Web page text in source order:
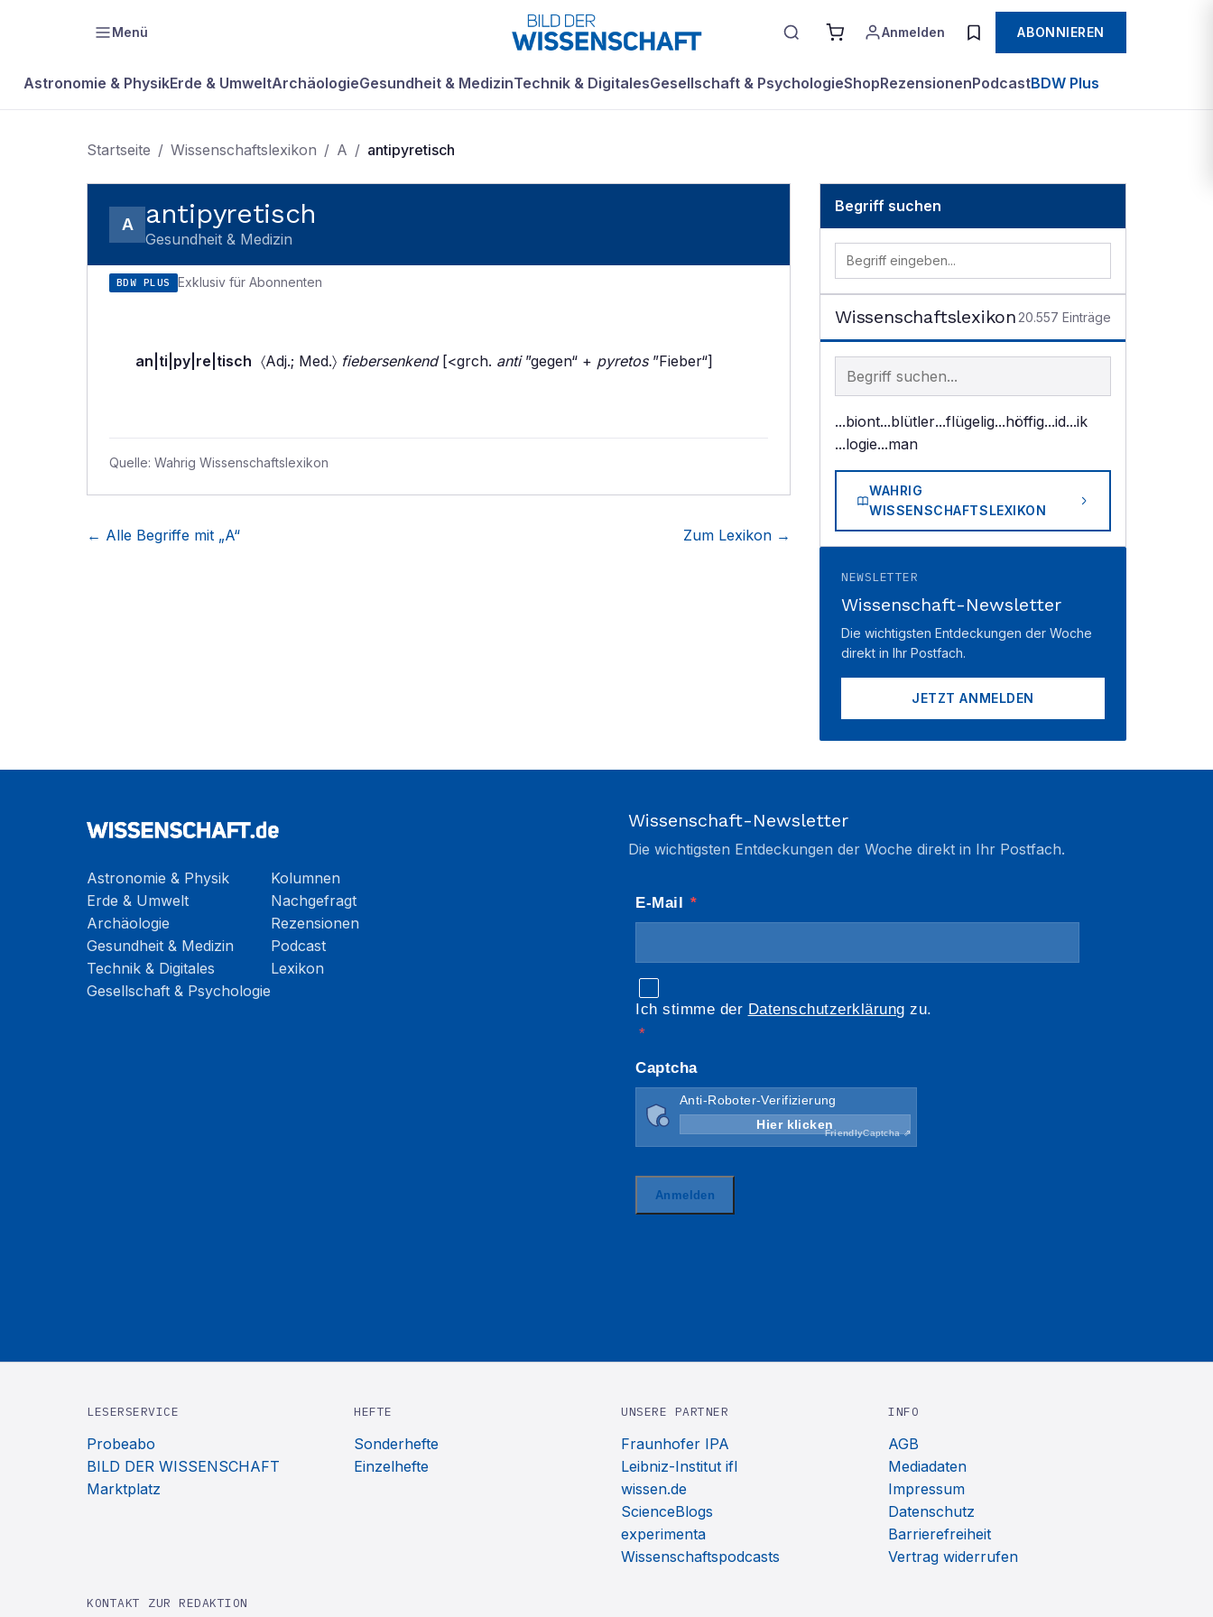
Menü Anmelden ABONNIEREN
Astronomie & PhysikErde & UmweltArchäologieGesundheit & MedizinTechnik & DigitalesGesellschaft & PsychologieShopRezensionenPodcastBDW Plus
Startseite / Wissenschaftslexikon / A / antipyretisch
A antipyretisch
Gesundheit & Medizin
BDW PLUS Exklusiv für Abonnenten
an|ti|py|re|tisch 〈Adj.; Med.〉 fiebersenkend[<grch. anti”gegen“ + pyretos”Fieber“]
Quelle: Wahrig Wissenschaftslexikon
← Alle Begriffe mit „A“ Zum Lexikon →
Begriff suchen
Wissenschaftslexikon 20.557 Einträge
Begriff im Lexikon suchen
...biont...blütler...flügelig...höffig...id...ik
...logie...man
WAHRIG
WISSENSCHAFTSLEXIKON
NEWSLETTER
Wissenschaft-Newsletter
Die wichtigsten Entdeckungen der Woche
direkt in Ihr Postfach.
JETZT ANMELDEN
Astronomie & Physik
Erde & Umwelt
Archäologie
Gesundheit & Medizin
Technik & Digitales
Gesellschaft & Psychologie
Kolumnen
Nachgefragt
Rezensionen
Podcast
Lexikon
Wissenschaft-Newsletter
Die wichtigsten Entdeckungen der Woche direkt in Ihr Postfach.
LESERSERVICE
Probeabo
BILD DER WISSENSCHAFT
Marktplatz
HEFTE
Sonderhefte
Einzelhefte
UNSERE PARTNER
Fraunhofer IPA
Leibniz-Institut ifl
wissen.de
ScienceBlogs
experimenta
Wissenschaftspodcasts
INFO
AGB
Mediadaten
Impressum
Datenschutz
Barrierefreiheit
Vertrag widerrufen
KONTAKT ZUR REDAKTION